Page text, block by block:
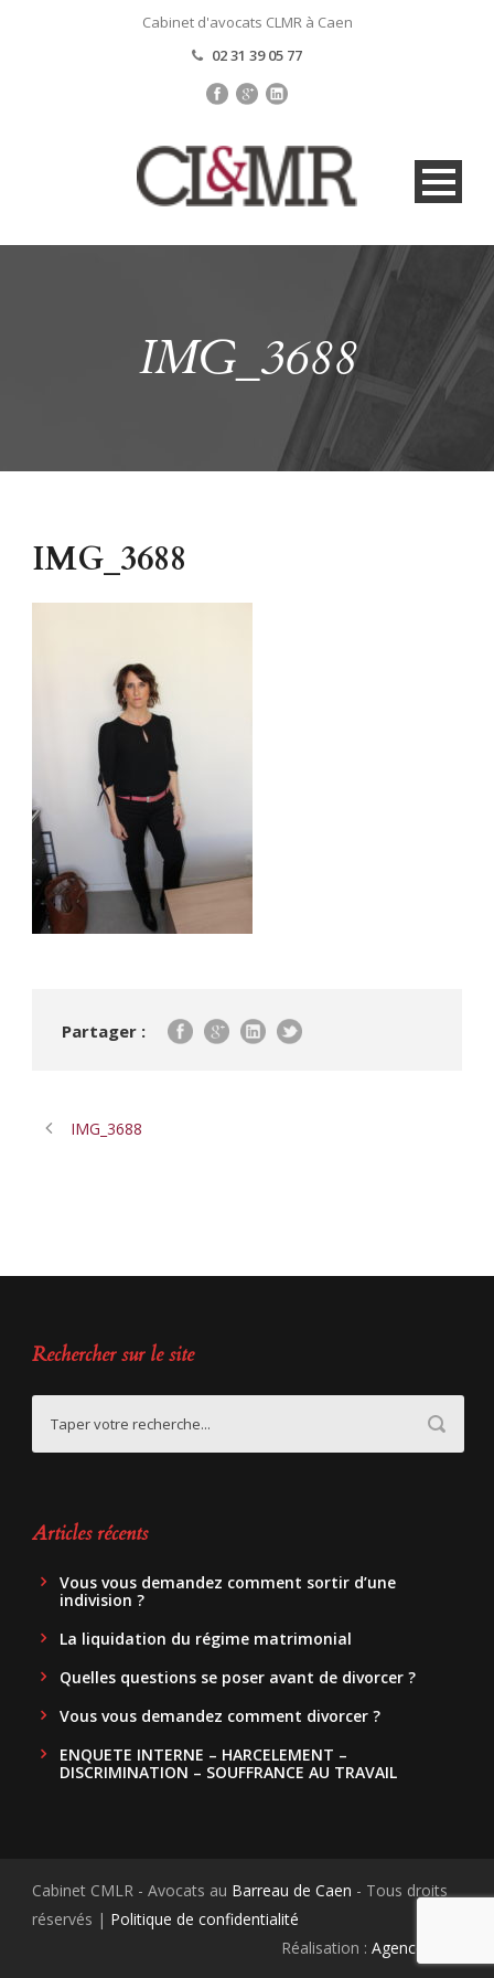
Cabinet d'avocats CLMR à Caen
02 31 39 05 77
IMG_3688
IMG_3688
Partager :
IMG_3688
Rechercher sur le site
Articles récents
Vous vous demandez comment sortir d’une
indivision ?
La liquidation du régime matrimonial
Quelles questions se poser avant de divorcer ?
Vous vous demandez comment divorcer ?
ENQUETE INTERNE – HARCELEMENT –
DISCRIMINATION – SOUFFRANCE AU TRAVAIL
Cabinet CMLR - Avocats au Barreau de Caen - Tous droits
réservés | Politique de confidentialité
Réalisation : Agence.Guru